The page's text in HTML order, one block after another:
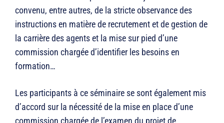
convenu, entre autres, de la stricte observance des
instructions en matière de recrutement et de gestion de
la carrière des agents et la mise sur pied d’une
commission chargée d’identifier les besoins en
formation…
Les participants à ce séminaire se sont également mis
d’accord sur la nécessité de la mise en place d’une
commission chargée de l’examen du projet de